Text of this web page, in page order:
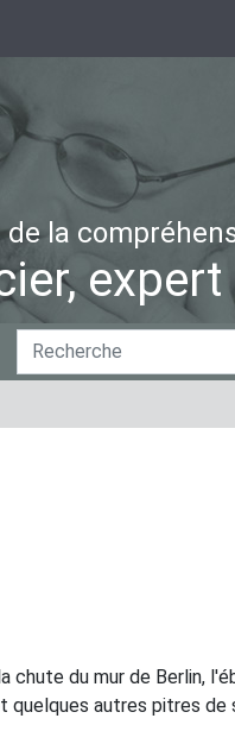
de la
Chercher
par
Recherche
avancée…
du mur de Berlin,
quelques autres pitres de